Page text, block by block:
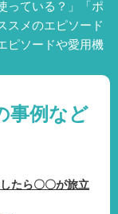
っている？」「ポ
スメのエピソード
ピソードや愛用機
事例など
たら〇〇が旅立